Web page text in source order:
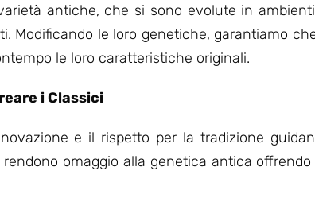
antiche, che si sono evolute in
Modificando le loro genetiche, garantiamo
le loro caratteristiche originali.
i Classici
e il rispetto per la tradizione
omaggio alla genetica antica